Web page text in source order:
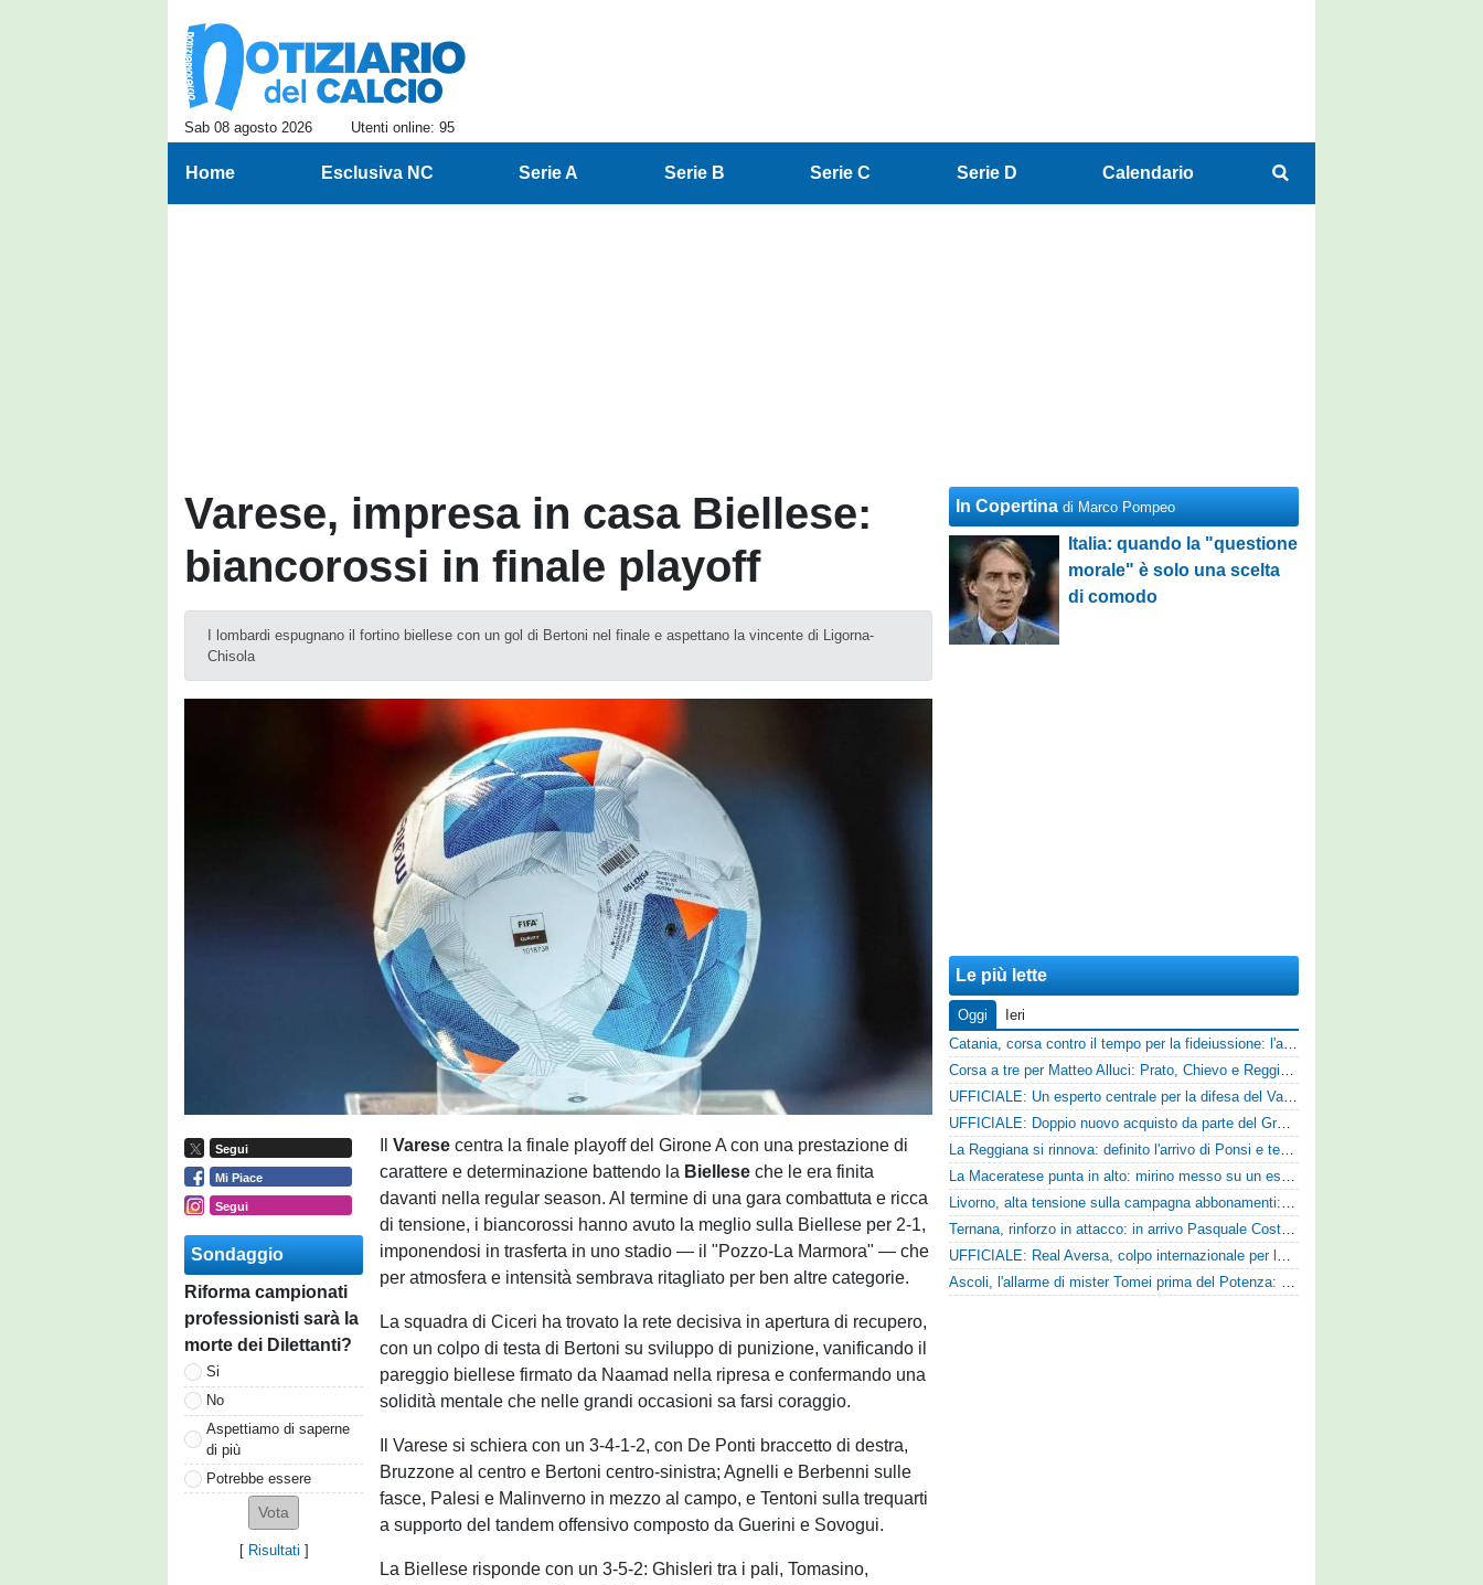
Sab 08 agosto 2026 Utenti online: 95
Home Esclusiva NC Serie A Serie B Serie C Serie D Calendario
Varese, impresa in casa Biellese:
biancorossi in finale playoff
I lombardi espugnano il fortino biellese con un gol di Bertoni nel finale e aspettano la vincente di Ligorna-
Chisola
Segui
Mi Piace
Segui
Sondaggio
Riforma campionati
professionisti sarà la
morte dei Dilettanti?
Si
No
Aspettiamo di saperne
di più
Potrebbe essere
[ Risultati ]
IlVaresecentra la finale playoff del Girone A con una prestazione di
carattere e determinazione battendo la Bielleseche le era finita
davanti nella regular season. Al termine di una gara combattuta e ricca
di tensione, i biancorossi hanno avuto la meglio sulla Biellese per 2-1,
imponendosi in trasferta in uno stadio — il "Pozzo-La Marmora" — che
per atmosfera e intensità sembrava ritagliato per ben altre categorie.
La squadra di Ciceri ha trovato la rete decisiva in apertura di recupero,
con un colpo di testa di Bertoni su sviluppo di punizione, vanificando il
pareggio biellese firmato da Naamad nella ripresa e confermando una
solidità mentale che nelle grandi occasioni sa farsi coraggio.
Il Varese si schiera con un 3-4-1-2, con De Ponti braccetto di destra,
Bruzzone al centro e Bertoni centro-sinistra; Agnelli e Berbenni sulle
fasce, Palesi e Malinverno in mezzo al campo, e Tentoni sulla trequarti
a supporto del tandem offensivo composto da Guerini e Sovogui.
La Biellese risponde con un 3-5-2: Ghisleri tra i pali, Tomasino,
In Copertina di Marco Pompeo
Italia: quando la "questione
morale" è solo una scelta
di comodo
Le più lette
Oggi
Ieri
Catania, corsa contro il tempo per la fideiussione: l'annuncio della società e le ragioni dello slittamento
Corsa a tre per Matteo Alluci: Prato, Chievo e Reggina sul centrocampista
UFFICIALE: Un esperto centrale per la difesa del Vado
UFFICIALE: Doppio nuovo acquisto da parte del Grosseto
La Reggiana si rinnova: definito l'arrivo di Ponsi e test con l'Alcione
La Maceratese punta in alto: mirino messo su un esperto centrocampista
Livorno, alta tensione sulla campagna abbonamenti: la stoccata della Curva Nord alla società
Ternana, rinforzo in attacco: in arrivo Pasquale Costanzo dalla Paganese
UFFICIALE: Real Aversa, colpo internazionale per la difesa
Ascoli, l'allarme di mister Tomei prima del Potenza: «Mettiamoci l'elmetto, l'obiettivo è la salvezza e non dobbiamo vendere fumo!»